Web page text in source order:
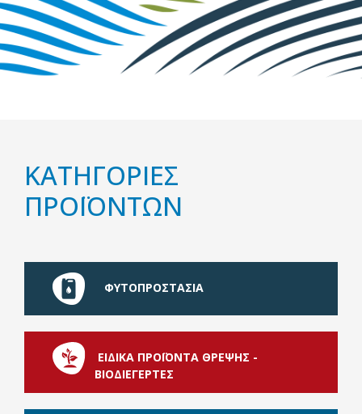
ΚΑΤΗΓΟΡΙΕΣ
ΠΡΟΪΟΝΤΩΝ
ΦΥΤΟΠΡΟΣΤΑΣΙΑ
ΕΙΔΙΚΑ ΠΡΟΪΟΝΤΑ ΘΡΕΨΗΣ -
ΒΙΟΔΙΕΓΕΡΤΕΣ